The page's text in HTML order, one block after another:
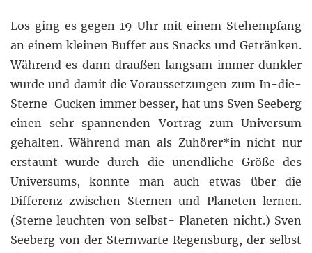
Los ging es gegen 19 Uhr mit einem Stehempfang
an einem kleinen Buffet aus Snacks und Getränken.
Während es dann draußen langsam immer dunkler
wurde und damit die Voraussetzungen zum In-die-
Sterne-Gucken immer besser, hat uns Sven Seeberg
einen sehr spannenden Vortrag zum Universum
gehalten. Während man als Zuhörer*in nicht nur
erstaunt wurde durch die unendliche Größe des
Universums, konnte man auch etwas über die
Differenz zwischen Sternen und Planeten lernen.
(Sterne leuchten von selbst- Planeten nicht.) Sven
Seeberg von der Sternwarte Regensburg, der selbst